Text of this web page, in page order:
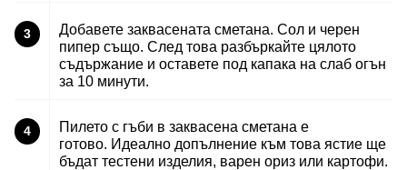
3
Добавете заквасената сметана. Сол и черен
пипер също. След това разбъркайте цялото
съдържание и оставете под капака на слаб огън
за 10 минути.
4
Пилето с гъби в заквасена сметана е
готово. Идеално допълнение към това ястие ще
бъдат тестени изделия, варен ориз или картофи.